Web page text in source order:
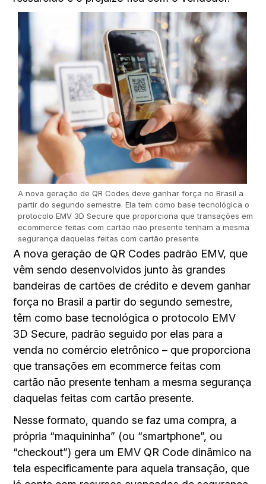
A nova geração de QR Codes deve ganhar força no Brasil a
partir do segundo semestre. Ela tem como base tecnológica o
protocolo EMV 3D Secure que proporciona que transações em
ecommerce feitas com cartão não presente tenham a mesma
segurança daquelas feitas com cartão presente
A nova geração de QR Codes padrão EMV, que
vêm sendo desenvolvidos junto às grandes
bandeiras de cartões de crédito e devem ganhar
força no Brasil a partir do segundo semestre,
têm como base tecnológica o protocolo EMV
3D Secure, padrão seguido por elas para a
venda no comércio eletrônico – que proporciona
que transações em ecommerce feitas com
cartão não presente tenham a mesma segurança
daquelas feitas com cartão presente.
Nesse formato, quando se faz uma compra, a
própria “maquininha” (ou “smartphone”, ou
“checkout”) gera um EMV QR Code dinâmico na
tela especificamente para aquela transação, que